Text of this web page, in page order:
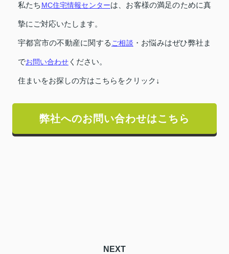
私たち MC住宅情報センターは、お客様の満足のために真
摯にご対応いたします。
宇都宮市の不動産に関する ご相談 ・お悩みはぜひ弊社ま
でお問い合わせ ください。
住まいをお探しの方はこちらをクリック↓
弊社へのお問い合わせはこちら
NEXT